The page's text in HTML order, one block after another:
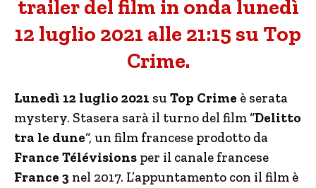
trailer del film in onda lunedì
12 luglio 2021 alle 21:15 su Top
Crime.
Lunedì 12 luglio 2021 su Top Crime è serata
mystery. Stasera sarà il turno del film “Delitto
tra le dune“, un film francese prodotto da
France Télévisions per il canale francese
France 3 nel 2017. L’appuntamento con il film è